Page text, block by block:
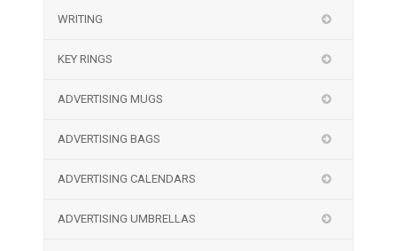
WRITING
KEY RINGS
ADVERTISING MUGS
ADVERTISING BAGS
ADVERTISING CALENDARS
ADVERTISING UMBRELLAS